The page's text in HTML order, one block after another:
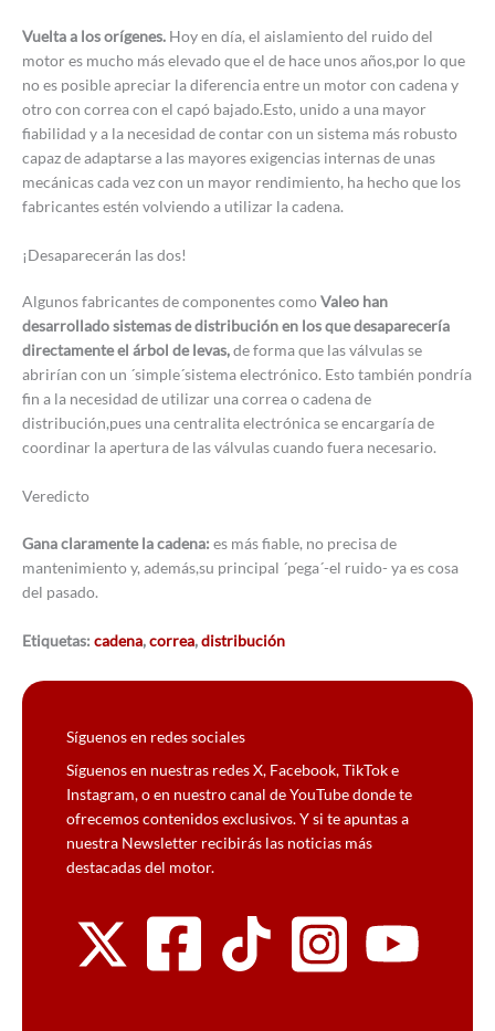
Vuelta a los orígenes. Hoy en día, el aislamiento del ruido del
motor es mucho más elevado que el de hace unos años,por lo que
no es posible apreciar la diferencia entre un motor con cadena y
otro con correa con el capó bajado.Esto, unido a una mayor
fiabilidad y a la necesidad de contar con un sistema más robusto
capaz de adaptarse a las mayores exigencias internas de unas
mecánicas cada vez con un mayor rendimiento, ha hecho que los
fabricantes estén volviendo a utilizar la cadena.
¡Desaparecerán las dos!
Algunos fabricantes de componentes comoValeo han
desarrollado sistemas de distribución en los que desaparecería
directamente el árbol de levas,de forma que las válvulas se
abrirían con un ´simple´sistema electrónico. Esto también pondría
fin a la necesidad de utilizar una correa o cadena de
distribución,pues una centralita electrónica se encargaría de
coordinar la apertura de las válvulas cuando fuera necesario.
Veredicto
Gana claramente la cadena: es más fiable, no precisa de
mantenimiento y, además,su principal ´pega´-el ruido- ya es cosa
del pasado.
Etiquetas: cadena,correa,distribución
Síguenos en redes sociales
Síguenos en nuestras redes X, Facebook, TikTok e
Instagram, o en nuestro canal de YouTube donde te
ofrecemos contenidos exclusivos. Y si te apuntas a
nuestra Newsletter recibirás las noticias más
destacadas del motor.